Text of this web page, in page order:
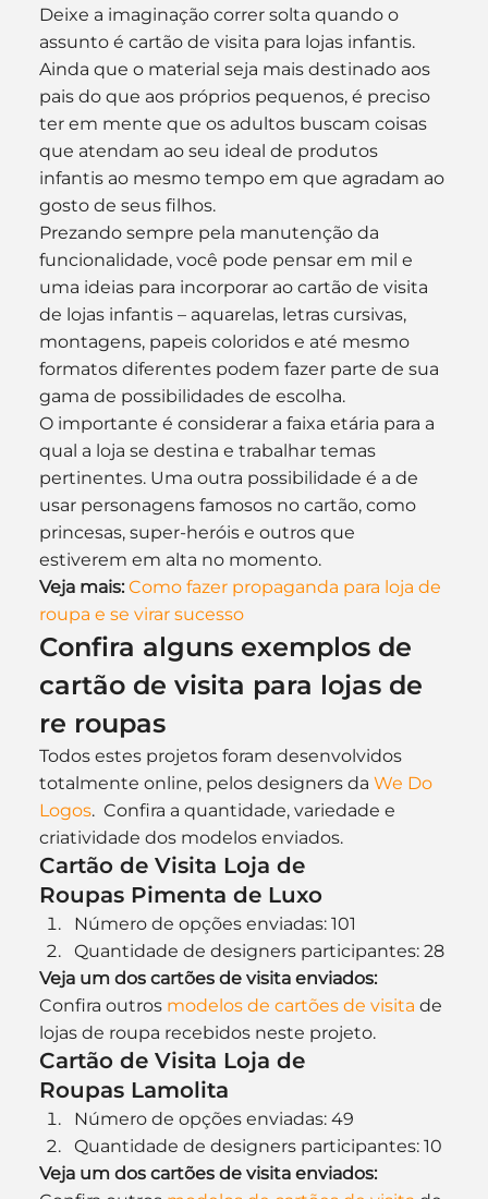
Deixe a imaginação correr solta quando o
assunto é cartão de visita para lojas infantis.
Ainda que o material seja mais destinado aos
pais do que aos próprios pequenos, é preciso
ter em mente que os adultos buscam coisas
que atendam ao seu ideal de produtos
infantis ao mesmo tempo em que agradam ao
gosto de seus filhos.
Prezando sempre pela manutenção da
funcionalidade, você pode pensar em mil e
uma ideias para incorporar ao cartão de visita
de lojas infantis – aquarelas, letras cursivas,
montagens, papeis coloridos e até mesmo
formatos diferentes podem fazer parte de sua
gama de possibilidades de escolha.
O importante é considerar a faixa etária para a
qual a loja se destina e trabalhar temas
pertinentes. Uma outra possibilidade é a de
usar personagens famosos no cartão, como
princesas, super-heróis e outros que
estiverem em alta no momento.
Veja mais: Como fazer propaganda para loja de
roupa e se virar sucesso
Confira alguns exemplos de
cartão de visita para lojas de
re roupas
Todos estes projetos foram desenvolvidos
totalmente online, pelos designers da We Do
Logos.  Confira a quantidade, variedade e
criatividade dos modelos enviados.
Cartão de Visita Loja de
Roupas Pimenta de Luxo
Número de opções enviadas: 101
Quantidade de designers participantes: 28
Veja um dos cartões de visita enviados:
Confira outros modelos de cartões de visita de
lojas de roupa recebidos neste projeto.
Cartão de Visita Loja de
Roupas Lamolita
Número de opções enviadas: 49
Quantidade de designers participantes: 10
Veja um dos cartões de visita enviados: